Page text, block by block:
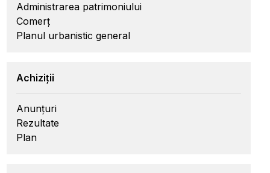
Administrarea patrimoniului
Comerț
Planul urbanistic general
Achiziții
Anunțuri
Rezultate
Plan